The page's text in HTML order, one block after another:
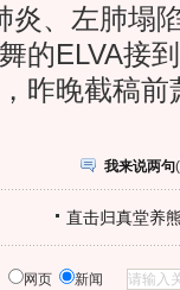
炎、左肺塌
的ELVA接
昨晚截稿前
我来说两句(
直击归真堂养
网页 新闻